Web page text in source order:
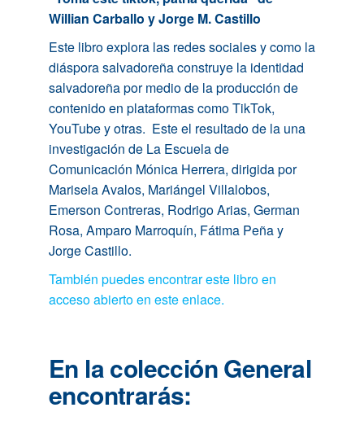
Willian Carballo y Jorge M. Castillo
Este libro explora las redes sociales y como la
diáspora salvadoreña construye la identidad
salvadoreña por medio de la producción de
contenido en plataformas como TikTok,
YouTube y otras. Este el resultado de la una
investigación de La Escuela de
Comunicación Mónica Herrera, dirigida por
Marisela Avalos, Mariángel Villalobos,
Emerson Contreras, Rodrigo Arias, German
Rosa, Amparo Marroquín, Fátima Peña y
Jorge Castillo.
También puedes encontrar este libro en
acceso abierto en este enlace.
En la colección General
encontrarás: